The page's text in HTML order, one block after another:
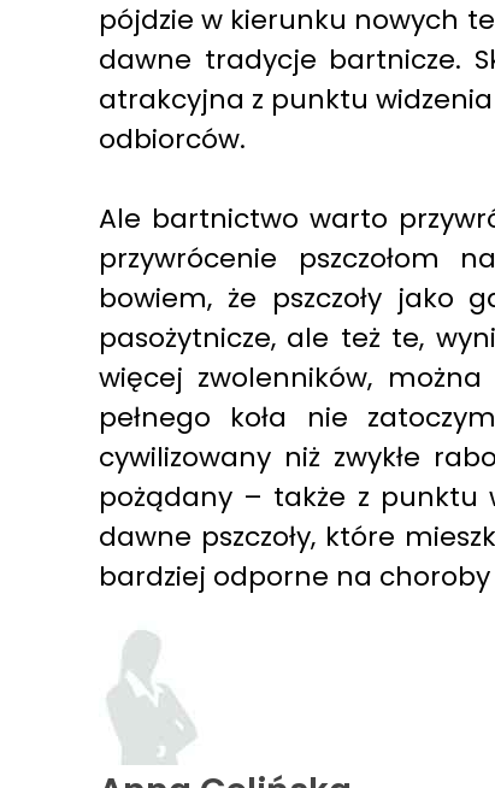
pójdzie w kierunku nowych
dawne tradycje bartnicze.
atrakcyjna z punktu
odbiorców.
Ale bartnictwo warto
przywrócenie pszczołom
bowiem, że pszczoły jako
pasożytnicze, ale też te,
więcej zwolenników,
pełnego koła nie
cywilizowany niż zwykłe
pożądany – także z punktu
dawne pszczoły, które
bardziej odporne na choroby